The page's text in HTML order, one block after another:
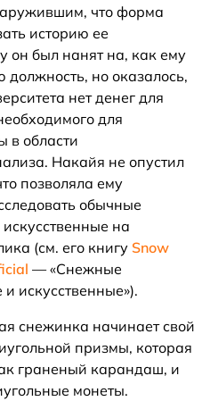
что форма
историю ее
он был нанят на, как ему
должность, но оказалось,
нет денег для
для
в области
Накайя не опустил
позволяла ему
обычные
на
(см. его книгу Snow
— «Снежные
искусственные»).
снежинка начинает свой
призмы, которая
граненый карандаш, и
монеты.